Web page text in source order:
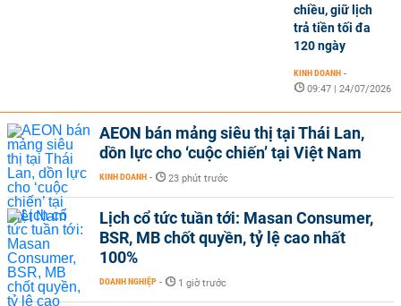
chiều, giữ lịch
trả tiền tối đa
120 ngày
KINH DOANH -
09:47 | 24/07/2026
AEON bán mảng siêu thị tại Thái Lan,
dồn lực cho ‘cuộc chiến’ tại Việt Nam
KINH DOANH - 23 phút trước
Lịch cổ tức tuần tới: Masan Consumer,
BSR, MB chốt quyền, tỷ lệ cao nhất
100%
DOANH NGHIỆP - 1 giờ trước